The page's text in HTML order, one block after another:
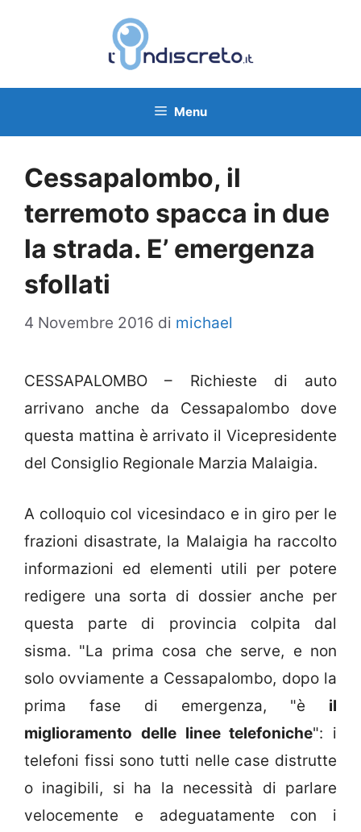
Menu
Cessapalombo, il
terremoto spacca in due
la strada. E’ emergenza
sfollati
4 Novembre 2016 di michael
CESSAPALOMBO – Richieste di auto
arrivano anche da Cessapalombo dove
questa mattina è arrivato il Vicepresidente
del Consiglio Regionale Marzia Malaigia.
A colloquio col vicesindaco e in giro per le
frazioni disastrate, la Malaigia ha raccolto
informazioni ed elementi utili per potere
redigere una sorta di dossier anche per
questa parte di provincia colpita dal
sisma. "La prima cosa che serve, e non
solo ovviamente a Cessapalombo, dopo la
prima fase di emergenza, "è il
miglioramento delle linee telefoniche": i
telefoni fissi sono tutti nelle case distrutte
o inagibili, si ha la necessità di parlare
velocemente e adeguatamente con i